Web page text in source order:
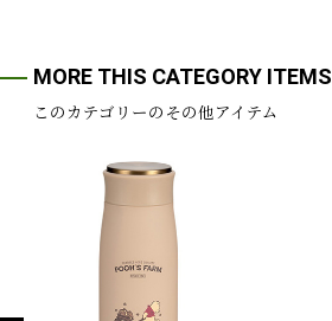
MORE THIS CATEGORY ITEMS
このカテゴリーのその他アイテム